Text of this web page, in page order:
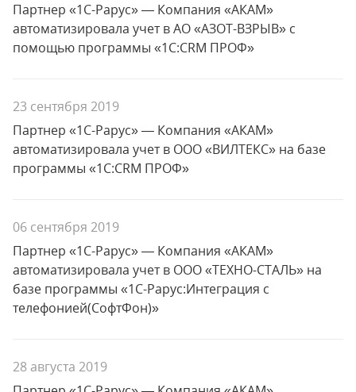
Партнер «1С-Рарус» — Компания «АКАМ»
автоматизировала учет в АО «АЗОТ-ВЗРЫВ» с
помощью программы «1С:CRM ПРОФ»
23 сентября 2019
Партнер «1С-Рарус» — Компания «АКАМ»
автоматизировала учет в ООО «ВИЛТЕКС» на базе
программы «1С:CRM ПРОФ»
06 сентября 2019
Партнер «1С-Рарус» — Компания «АКАМ»
автоматизировала учет в ООО «ТЕХНО-СТАЛЬ» на
базе программы «1С-Рарус:Интеграция с
телефонией(СофтФон)»
28 августа 2019